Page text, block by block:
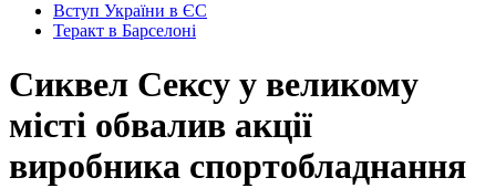
Вступ України в ЄС
Теракт в Барселоні
Сиквел Сексу у великому
місті обвалив акції
виробника спортобладнання